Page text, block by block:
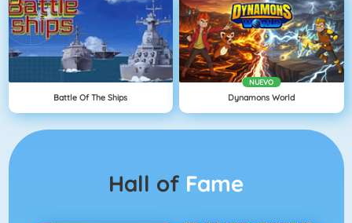
Battle Of The Ships
NUEVO
Dynamons World
Hall of Fame